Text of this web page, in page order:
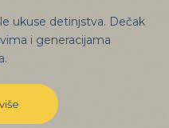
ukuse detinjstva. Dečak
i generacijama